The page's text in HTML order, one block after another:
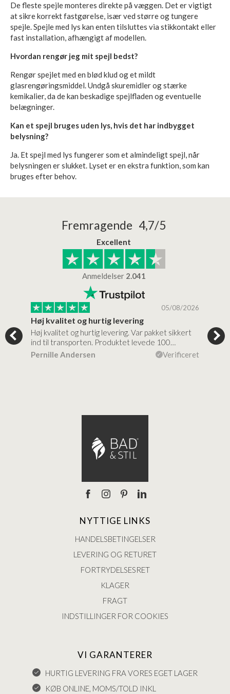
De fleste spejle monteres direkte på væggen. Det er vigtigt
at sikre korrekt fastgørelse, især ved større og tungere
spejle. Spejle med lys kan enten tilsluttes via stikkontakt eller
fast installation, afhængigt af modellen.
Hvordan rengør jeg mit spejl bedst?
Rengør spejlet med en blød klud og et mildt
glasrengøringsmiddel. Undgå skuremidler og stærke
kemikalier, da de kan beskadige spejlfladen og eventuelle
belægninger.
Kan et spejl bruges uden lys, hvis det har indbygget
belysning?
Ja. Et spejl med lys fungerer som et almindeligt spejl, når
belysningen er slukket. Lyset er en ekstra funktion, som kan
bruges efter behov.
Fremragende 4,7/5
Excellent
Anmeldelser 2.041
05/08/2026
Høj kvalitet og hurtig levering
Høj kvalitet og hurtig levering. Var pakket sikkert
ind til transporten. Produktet levede 100…
Pernille Andersen
Verificeret
NYTTIGE LINKS
HANDELSBETINGELSER
LEVERING OG RETURET
FORTRYDELSESRET
KLAGER
FRAGT
INDSTILLINGER FOR COOKIES
VI GARANTERER
HURTIG LEVERING FRA VORES EGET LAGER
KØB ONLINE, MOMS/TOLD INKL